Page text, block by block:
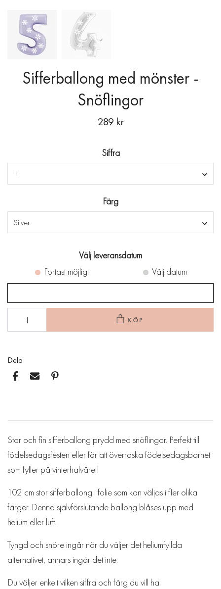
Sifferballong med mönster -
Snöflingor
289 kr
Siffra
1
Färg
Silver
Välj leveransdatum
Fortast möjligt
Välj datum
KÖP
Dela
Stor och fin sifferballong prydd med snöflingor. Perfekt till
födelsedagsfesten eller för att överraska födelsedagsbarnet
som fyller på vinterhalvåret!
102 cm stor sifferballong i folie som kan väljas i fler olika
färger. Denna självförslutande ballong blåses upp med
helium eller luft.
Tyngd och snöre ingår när du väljer det heliumfyllda
alternativet, annars ingår det inte.
Du väljer enkelt vilken siffra och färg du vill ha.